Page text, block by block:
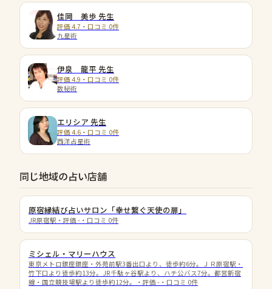
佳岡 美歩 先生
評価 4.7・口コミ 0件
九星術
伊泉 龍平 先生
評価 4.9・口コミ 0件
数秘術
エリシア 先生
評価 4.6・口コミ 0件
西洋占星術
同じ地域の占い店舗
原宿縁結び占いサロン「幸せ繋ぐ天使の扉」
JR原宿駅 ・評価 - ・口コミ 0件
ミシェル・マリーハウス
東京メトロ銀座銀座・外苑前駅3番出口より、徒歩約6分。ＪＲ原宿駅・
竹下口より徒歩約13分。JR千駄ヶ谷駅より、ハチ公バス7分。都営新宿
線・国立競技場駅より徒歩約12分。
・評価 - ・口コミ 0件